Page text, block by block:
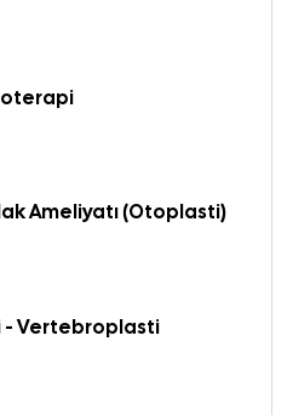
Ameliyatı (Otoplasti)
- Vertebroplasti